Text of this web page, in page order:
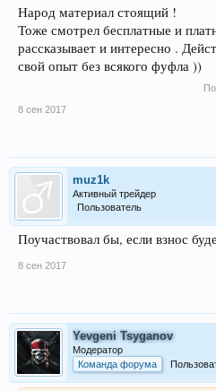
Народ материал стоящий !
Тоже смотрел бесплатные и
рассказывает и интересно .
свой опыт без всякого фуфла ))
8 сен 2017
muz1k
Активный трейдер
Пользователь
Поучаствовал бы, если взнос
8 сен 2017
Yevgeni Tsyganov
Модератор
Команда форума